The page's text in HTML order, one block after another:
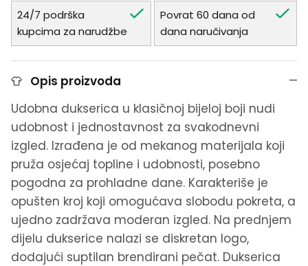
24/7 podrška
kupcima za narudžbe
Povrat 60 dana od
dana naručivanja
Opis proizvoda
Udobna dukserica u klasičnoj bijeloj boji nudi
udobnost i jednostavnost za svakodnevni
izgled. Izrađena je od mekanog materijala koji
pruža osjećaj topline i udobnosti, posebno
pogodna za prohladne dane. Karakteriše je
opušten kroj koji omogućava slobodu pokreta, a
ujedno zadržava moderan izgled. Na prednjem
dijelu dukserice nalazi se diskretan logo,
dodajući suptilan brendirani pečat. Dukserica